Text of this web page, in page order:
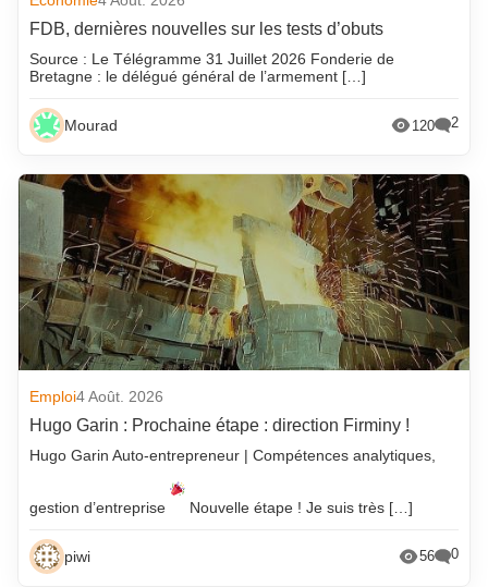
FDB, dernières nouvelles sur les tests d’obuts
Source : Le Télégramme 31 Juillet 2026 Fonderie de
Bretagne : le délégué général de l’armement […]
Mourad 120 2
Emploi4 Août. 2026
Hugo Garin : Prochaine étape : direction Firminy !
Hugo Garin Auto-entrepreneur | Compétences analytiques,
gestion d’entreprise Nouvelle étape ! Je suis très […]
piwi 56 0